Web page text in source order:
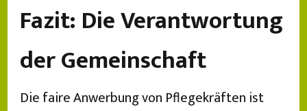
Fazit: Die Verantwortung
der Gemeinschaft
Die faire Anwerbung von Pflegekräften ist